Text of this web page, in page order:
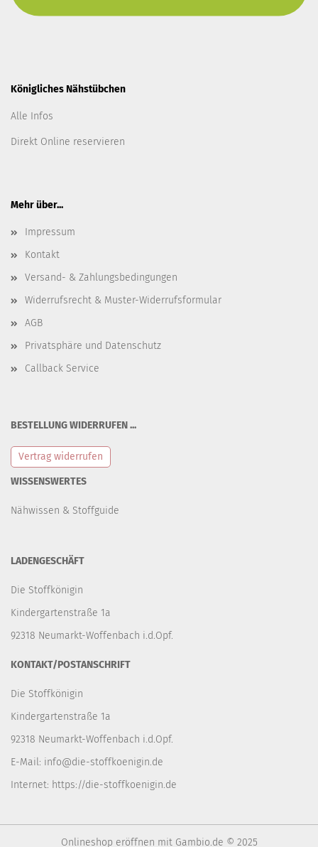
Königliches Nähstübchen
Alle Infos
Direkt Online reservieren
Mehr über...
Impressum
Kontakt
Versand- & Zahlungsbedingungen
Widerrufsrecht & Muster-Widerrufsformular
AGB
Privatsphäre und Datenschutz
Callback Service
BESTELLUNG WIDERRUFEN ...
Vertrag widerrufen
WISSENSWERTES
Nähwissen & Stoffguide
LADENGESCHÄFT
Die Stoffkönigin
Kindergartenstraße 1a
92318 Neumarkt-Woffenbach i.d.Opf.
KONTAKT/POSTANSCHRIFT
Die Stoffkönigin
Kindergartenstraße 1a
92318 Neumarkt-Woffenbach i.d.Opf.
E-Mail: info@die-stoffkoenigin.de
Internet: https://die-stoffkoenigin.de
Onlineshop eröffnen mit Gambio.de © 2025